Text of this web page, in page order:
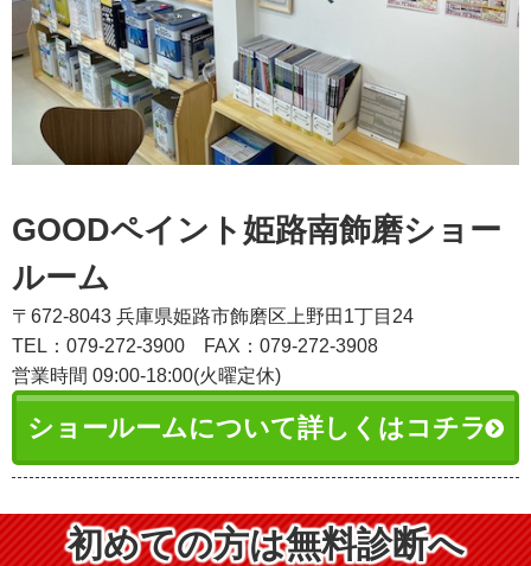
GOODペイント姫路南飾磨ショー
ルーム
〒672-8043 兵庫県姫路市飾磨区上野田1丁目24
TEL：079-272-3900
FAX：079-272-3908
営業時間 09:00-18:00(火曜定休)
ショールームについて詳しくはコチラ
初めての方は無料診断へ